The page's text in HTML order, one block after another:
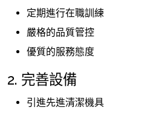
定期進行在職訓練
嚴格的品質管控
優質的服務態度
2. 完善設備
引進先進清潔機具